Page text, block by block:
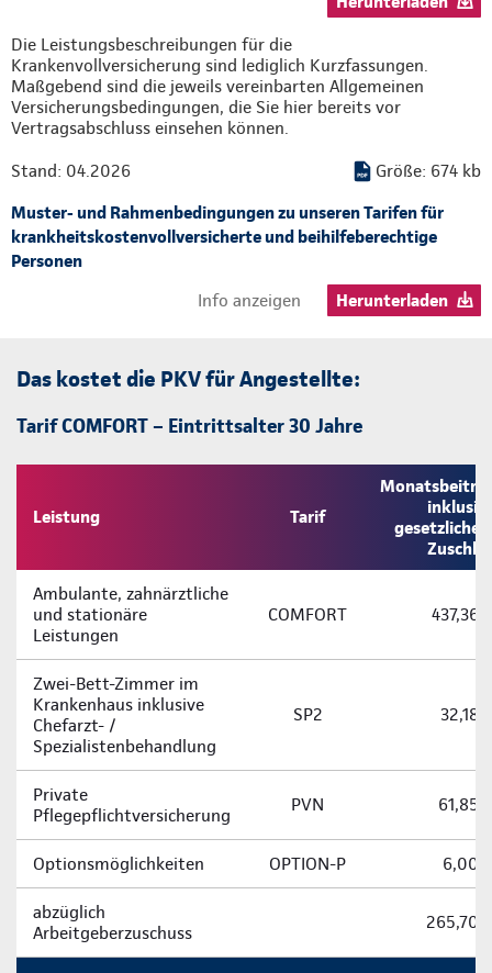
Die Leistungsbeschreibungen für die
Krankenvollversicherung sind lediglich Kurzfassungen.
Maßgebend sind die jeweils vereinbarten Allgemeinen
Versicherungsbedingungen, die Sie hier bereits vor
Vertragsabschluss einsehen können.
Stand: 04.2026
Größe: 674 kb
Muster- und Rahmenbedingungen zu unseren Tarifen für
krankheitskostenvollversicherte und beihilfeberechtige
Personen
Info anzeigen
Herunterladen
Das kostet die PKV für Angestellte:
Tarif COMFORT – Eintrittsalter 30 Jahre
Leistung Tarif
Ambulante, zahnärztliche
und stationäre
Leistungen
COMFORT 437,36
Zwei-­Bett-­Zimmer im
Krankenhaus inklusive
Chefarzt- /
Spezialistenbehandlung
SP2 32,18
Private
Pflegepflichtversicherung
PVN 61,85
Optionsmöglichkeiten OPTION-P 6,00
abzüglich
Arbeitgeberzuschuss
265,70